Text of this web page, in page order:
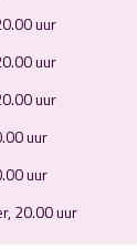
uur
uur
uur
uur
uur
20.00 uur